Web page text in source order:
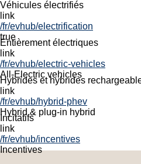
Électrifiée
left
light
none
same
false
none
same
false
navigation
local nav
Véhicules électrifiés
link
/fr/evhub/electrification
true
Entièrement électriques
link
/fr/evhub/electric-vehicles
All-Electric vehicles
Hybrides et hybrides
link
/fr/evhub/hybrid-phev
Hybrid & plug-in hybrid
Incitatifs
link
/fr/evhub/incentives
Incentives